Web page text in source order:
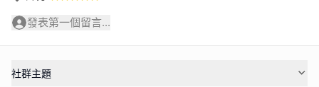
發表第一個留言...
社群主題